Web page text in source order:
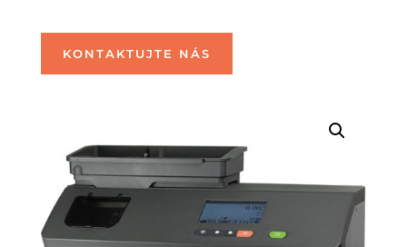
KONTAKTUJTE NÁS